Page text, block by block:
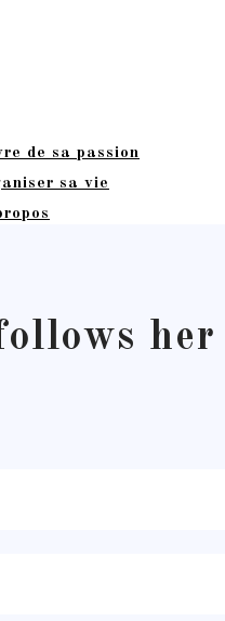
de sa passion
sa vie